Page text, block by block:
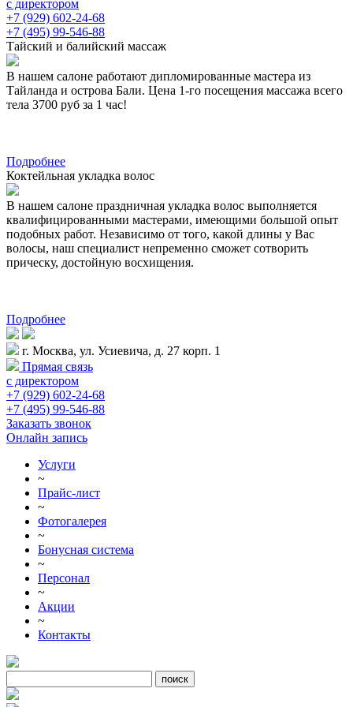
с директором
+7 (929) 602-24-68
+7 (495) 99-546-88
Тайский и балийский массаж
В нашем салоне работают дипломированные мастера из
Тайланда и острова Бали. Цена 1-го посещения массажа всего
тела 3700 руб за 1 час!
Подробнее
Коктейльная укладка волос
В нашем салоне праздничная укладка волос выполняется
квалифицированными мастерами, имеющими большой опыт
подобных работ. Независимо от того, какой длины у Вас
волосы, наш специалист непременно сможет сотворить
прическу, достойную восхищения.
Подробнее
г. Москва, ул. Усиевича, д. 27 корп. 1
Прямая связь
с директором
+7 (929) 602-24-68
+7 (495) 99-546-88
Заказать звонок
Онлайн запись
Услуги
~
Прайс-лист
~
Фотогалерея
~
Бонусная система
~
Персонал
~
Акции
~
Контакты